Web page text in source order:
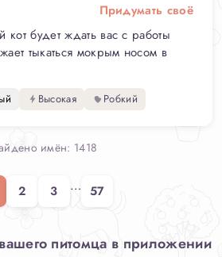
Придумать своё
кот будет ждать вас с работы
тыкаться мокрым носом в
Высокая Робкий
имён: 1418
2 3 … 57
питомца в приложении